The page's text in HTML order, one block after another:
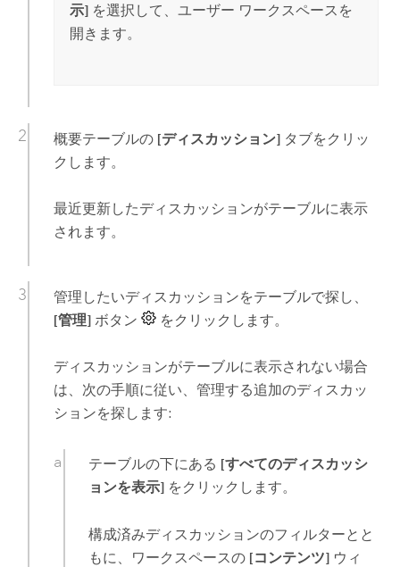
示]を選択して、ユーザー ワークスペースを
開きます。
概要テーブルの [ディスカッション]タブをクリッ
クします。
最近更新したディスカッションがテーブルに表示
されます。
管理したいディスカッションをテーブルで探し、
[管理]ボタン をクリックします。
ディスカッションがテーブルに表示されない場合
は、次の手順に従い、管理する追加のディスカッ
ションを探します:
テーブルの下にある [すべてのディスカッシ
ョンを表示] をクリックします。
構成済みディスカッションのフィルターとと
もに、ワークスペースの [コンテンツ] ウィ